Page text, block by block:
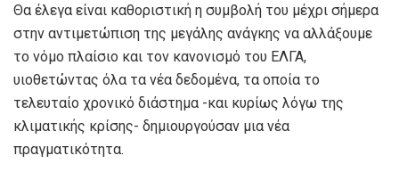
Θα έλεγα είναι καθοριστική η συμβολή του μέχρι σήμερα
στην αντιμετώπιση της μεγάλης ανάγκης να αλλάξουμε
το νόμο πλαίσιο και τον κανονισμό του ΕΛΓΑ,
υιοθετώντας όλα τα νέα δεδομένα, τα οποία το
τελευταίο χρονικό διάστημα -και κυρίως λόγω της
κλιματικής κρίσης- δημιουργούσαν μια νέα
πραγματικότητα.